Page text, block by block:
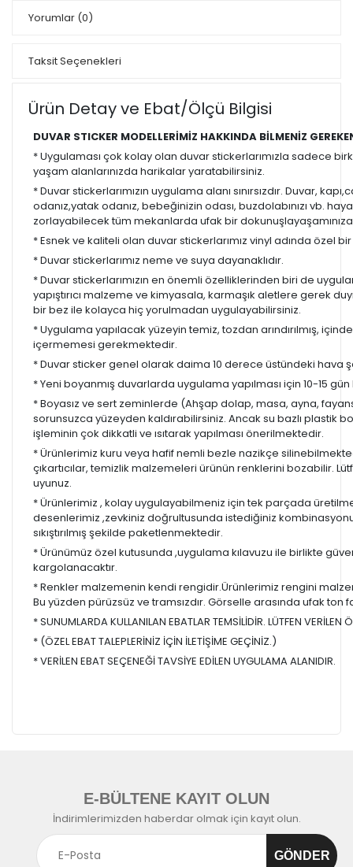
Yorumlar (0)
Taksit Seçenekleri
Ürün Detay ve Ebat/Ölçü Bilgisi
DUVAR STICKER MODELLERİMİZ HAKKINDA BİLMENİZ
* Uygulaması çok kolay olan duvar stickerlarımızla sadece
yaşam alanlarınızda harikalar yaratabilirsiniz.
* Duvar stickerlarımızın uygulama alanı sınırsızdır. Duvar,
odanız,yatak odanız, bebeğinizin odası, buzdolabınızı vb.
zorlayabilecek tüm mekanlarda ufak bir
* Esnek ve kaliteli olan duvar stickerlarımız vinyl adında özel
* Duvar stickerlarımız neme ve suya dayanaklıdır.
* Duvar stickerlarımızın en önemli özelliklerinden biri de
yapıştırıcı malzeme ve kimyasala, karmaşık aletlere gerek
bir bez ile kolayca hiç yorulmadan uygulayabilirsiniz.
* Uygulama yapılacak yüzeyin temiz, tozdan arındırılmış,
içermemesi gerekmektedir.
* Duvar sticker genel olarak daima 10 derece üstündeki hava
* Yeni boyanmış duvarlarda uygulama yapılması için 10-15
* Boyasız ve sert zeminlerde (Ahşap dolap, masa, ayna,
sorunsuzca yüzeyden kaldırabilirsiniz. Ancak su bazlı plastik
işleminin çok dikkatli ve ısıtarak yapılması önerilmektedir.
* Ürünlerimiz kuru veya hafif nemli bezle nazikçe
çıkartıcılar, temizlik malzemeleri ürünün renklerini bozabilir.
uyunuz.
* Ürünlerimiz , kolay uygulayabilmeniz için tek parçada
desenlerimiz ,zevkiniz doğrultusunda istediğiniz
sıkıştırılmış şekilde paketlenmektedir.
* Ürünümüz özel kutusunda ,uygulama kılavuzu ile birlikte
kargolanacaktır.
* Renkler malzemenin kendi rengidir.Ürünlerimiz rengini
Bu yüzden pürüzsüz ve tramsızdır. Görselle arasında ufak ton
* SUNUMLARDA KULLANILAN EBATLAR TEMSİLİDİR. LÜTFEN VERİLEN
* (ÖZEL EBAT TALEPLERİNİZ İÇİN İLETİŞİME GEÇİNİZ.)
* VERİLEN EBAT SEÇENEĞİ TAVSİYE EDİLEN UYGULAMA ALANIDIR.
E-BÜLTENE KAYIT OLUN
İndirimlerimizden haberdar olmak için kayıt olun.